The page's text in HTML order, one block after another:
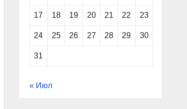
17 18 19 20 21 22 23
24 25 26 27 28 29 30
31
« Июл